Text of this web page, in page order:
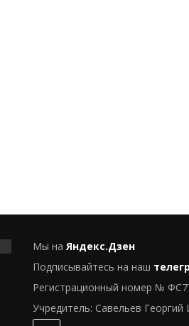
Мы на Яндекс.Дзен
Подписывайтесь на наш
Регистрационный номер №
Учредитель: Савельев Георгий